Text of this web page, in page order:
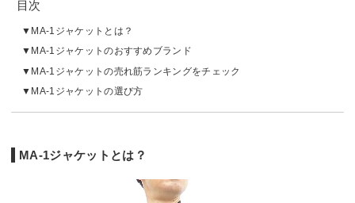
目次
MA-1ジャケットとは？
MA-1ジャケットのおすすめブランド
MA-1ジャケットの売れ筋ランキングをチェック
MA-1ジャケットの選び方
MA-1ジャケットとは？